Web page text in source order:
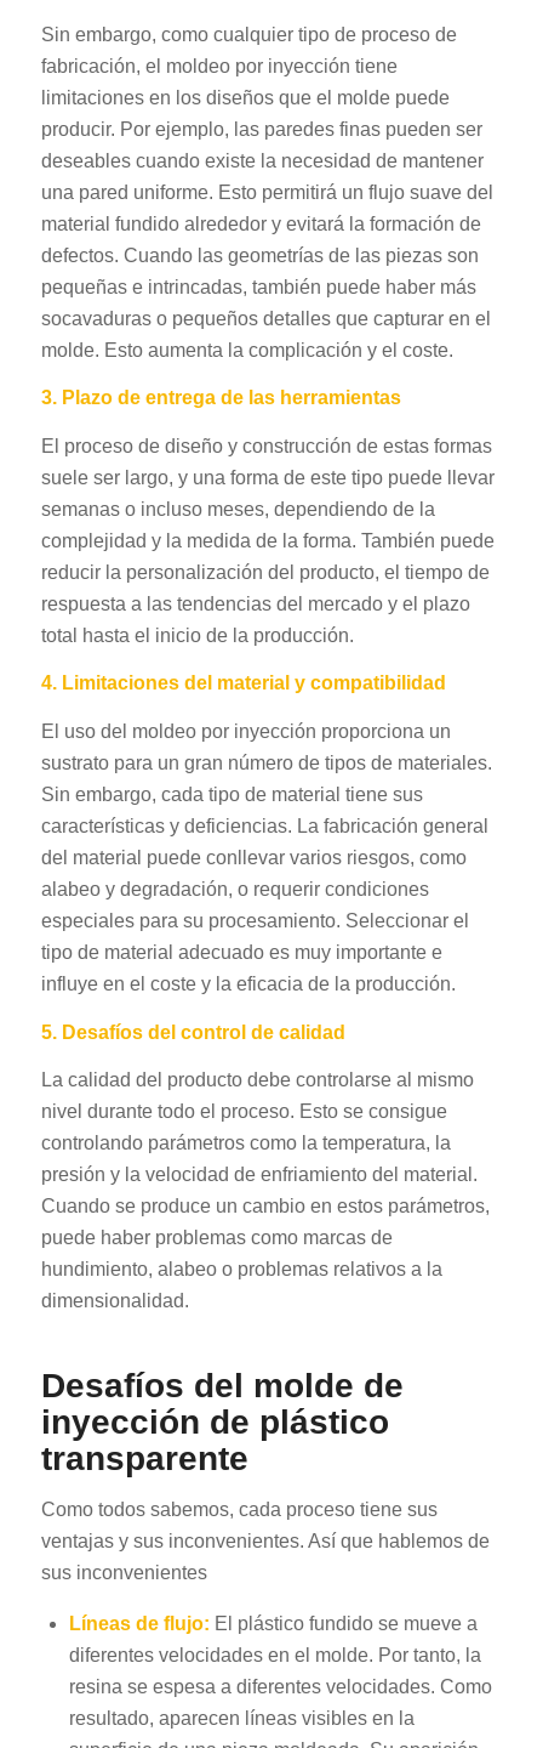
Sin embargo, como cualquier tipo de proceso de
fabricación, el moldeo por inyección tiene
limitaciones en los diseños que el molde puede
producir. Por ejemplo, las paredes finas pueden ser
deseables cuando existe la necesidad de mantener
una pared uniforme. Esto permitirá un flujo suave del
material fundido alrededor y evitará la formación de
defectos. Cuando las geometrías de las piezas son
pequeñas e intrincadas, también puede haber más
socavaduras o pequeños detalles que capturar en el
molde. Esto aumenta la complicación y el coste.
3. Plazo de entrega de las herramientas
El proceso de diseño y construcción de estas formas
suele ser largo, y una forma de este tipo puede llevar
semanas o incluso meses, dependiendo de la
complejidad y la medida de la forma. También puede
reducir la personalización del producto, el tiempo de
respuesta a las tendencias del mercado y el plazo
total hasta el inicio de la producción.
4. Limitaciones del material y compatibilidad
El uso del moldeo por inyección proporciona un
sustrato para un gran número de tipos de materiales.
Sin embargo, cada tipo de material tiene sus
características y deficiencias. La fabricación general
del material puede conllevar varios riesgos, como
alabeo y degradación, o requerir condiciones
especiales para su procesamiento. Seleccionar el
tipo de material adecuado es muy importante e
influye en el coste y la eficacia de la producción.
5. Desafíos del control de calidad
La calidad del producto debe controlarse al mismo
nivel durante todo el proceso. Esto se consigue
controlando parámetros como la temperatura, la
presión y la velocidad de enfriamiento del material.
Cuando se produce un cambio en estos parámetros,
puede haber problemas como marcas de
hundimiento, alabeo o problemas relativos a la
dimensionalidad.
Desafíos del molde de
inyección de plástico
transparente
Como todos sabemos, cada proceso tiene sus
ventajas y sus inconvenientes. Así que hablemos de
sus inconvenientes
Líneas de flujo: El plástico fundido se mueve a
diferentes velocidades en el molde. Por tanto, la
resina se espesa a diferentes velocidades. Como
resultado, aparecen líneas visibles en la